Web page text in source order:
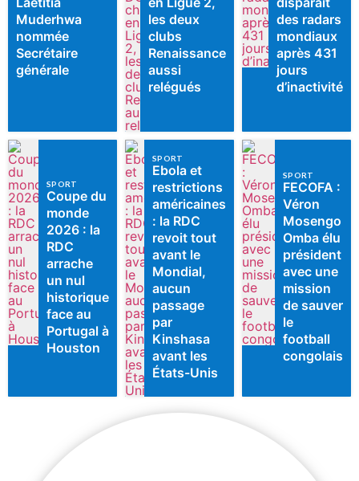
Muderhwa
nommée
Secrétaire
générale
les deux
clubs
Renaissance
aussi
relégués
des radars
mondiaux
après 431
jours
d’inactivité
SPORT
Coupe du
monde
2026 : la
RDC
arrache
un nul
historique
face au
Portugal à
Houston
SPORT
Ebola et
restrictions
américaines
: la RDC
revoit tout
avant le
Mondial,
aucun
passage
par
Kinshasa
avant les
États-Unis
SPORT
FECOFA :
Véron
Mosengo
Omba élu
président
avec une
mission
de sauver
le
football
congolais